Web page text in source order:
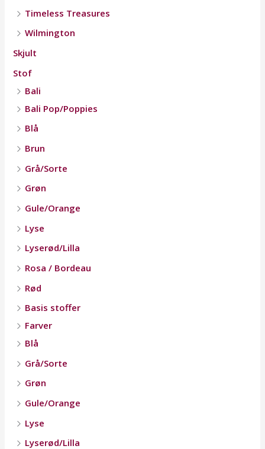
Timeless Treasures
Wilmington
Skjult
Stof
Bali
Bali Pop/Poppies
Blå
Brun
Grå/Sorte
Grøn
Gule/Orange
Lyse
Lyserød/Lilla
Rosa / Bordeau
Rød
Basis stoffer
Farver
Blå
Grå/Sorte
Grøn
Gule/Orange
Lyse
Lyserød/Lilla